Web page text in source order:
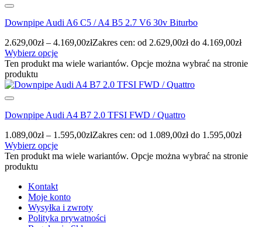
Downpipe Audi A6 C5 / A4 B5 2.7 V6 30v Biturbo
2.629,00zł – 4.169,00złZakres cen: od 2.629,00zł do 4.169,00zł
Wybierz opcje
Ten produkt ma wiele wariantów. Opcje można wybrać na stronie
produktu
Downpipe Audi A4 B7 2.0 TFSI FWD / Quattro
1.089,00zł – 1.595,00złZakres cen: od 1.089,00zł do 1.595,00zł
Wybierz opcje
Ten produkt ma wiele wariantów. Opcje można wybrać na stronie
produktu
Kontakt
Moje konto
Wysyłka i zwroty
Polityka prywatności